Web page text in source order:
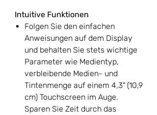
Intuitive Funktionen
Folgen Sie den einfachen
Anweisungen auf dem Display
und behalten Sie stets wichtige
Parameter wie Medientyp,
verbleibende Medien- und
Tintenmenge auf einem 4,3" (10,9
cm) Touchscreen im Auge.
Sparen Sie Zeit durch das